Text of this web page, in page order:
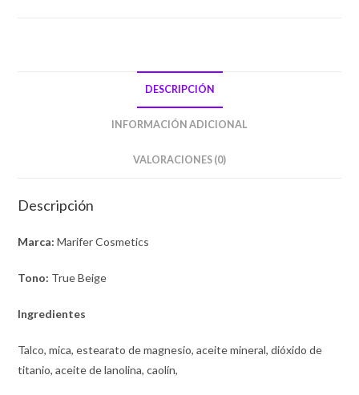
DESCRIPCIÓN
INFORMACIÓN ADICIONAL
VALORACIONES (0)
Descripción
Marca: Marifer Cosmetics
Tono: True Beige
Ingredientes
Talco, mica, estearato de magnesio, aceite mineral, dióxido de
titanio, aceite de lanolina, caolín,